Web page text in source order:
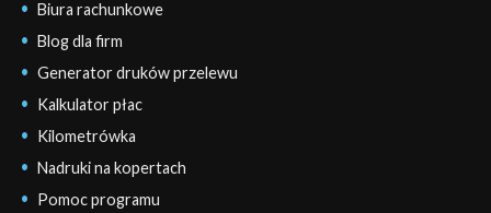
Biura rachunkowe
Blog dla firm
Generator druków przelewu
Kalkulator płac
Kilometrówka
Nadruki na kopertach
Pomoc programu